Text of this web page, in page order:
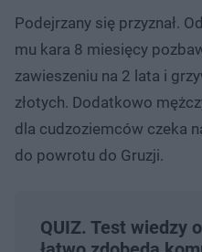
Podejrzany się przyznał.
mu kara 8 miesięcy
zawieszeniu na 2 lata i
złotych. Dodatkowo
dla cudzoziemców czeka
do powrotu do Gruzji.
QUIZ. Test wiedzy